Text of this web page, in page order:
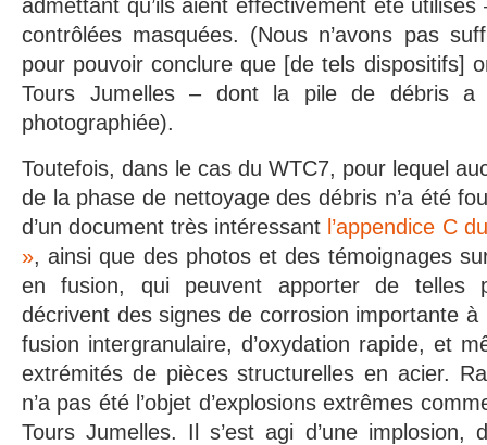
admettant qu’ils aient effectivement été
contrôlées masquées. (Nous n’avons pas
pour pouvoir conclure que [de tels dispositifs]
Tours Jumelles – dont la pile de débris a
photographiée).
Toutefois, dans le cas du WTC7, pour lequel
de la phase de nettoyage des débris n’a été
d’un document très intéressant l’appendice C
», ainsi que des photos et des témoignages
en fusion, qui peuvent apporter de telles
décrivent des signes de corrosion importante
fusion intergranulaire, d’oxydation rapide, et
extrémités de pièces structurelles en acier.
n’a pas été l’objet d’explosions extrêmes
Tours Jumelles. Il s’est agi d’une implosion,